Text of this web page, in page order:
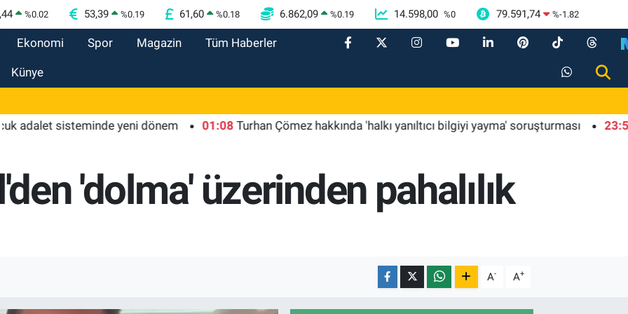
%0.02 53,39 %0.19 61,60 %0.18 6.862,09 %0.19 14.598,00 %0 79.591,74 %-1.82
Ekonomi Spor Magazin Tüm Haberler
Künye
sisteminde yeni dönem 01:08 Turhan Çömez hakkında 'halkı yanıltıcı bilgiyi yayma' soruşturması 23:58
'dolma' üzerinden pahalılık
A- A+